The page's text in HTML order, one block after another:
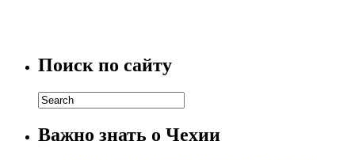
Поиск по сайту
Важно знать о Чехии